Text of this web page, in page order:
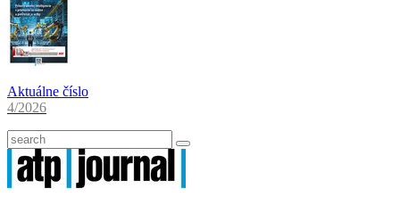
Aktuálne číslo
4/2026